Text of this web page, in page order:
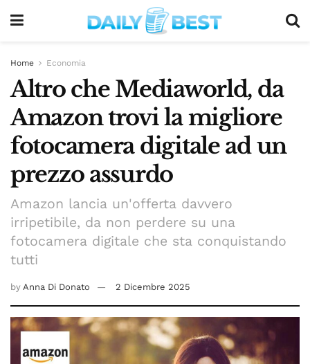
Home Economia
Altro che Mediaworld, da
Amazon trovi la migliore
fotocamera digitale ad un
prezzo assurdo
Amazon lancia un'offerta davvero
irripetibile, da non perdere su una
fotocamera digitale che sta conquistando
tutti
by Anna Di Donato 2 Dicembre 2025